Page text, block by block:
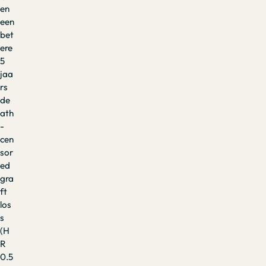
en
een
bet
ere
5
jaa
rs
de
ath
-
cen
sor
ed
gra
ft
los
s
(H
R
0.5